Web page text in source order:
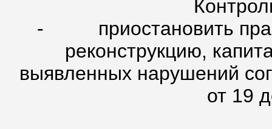
- приостановить
реконструкцию,
выявленных нарушений
от 19